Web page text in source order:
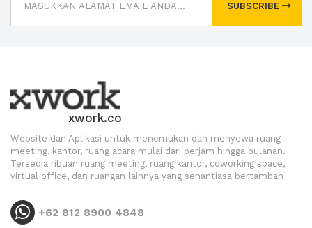
SUBSCRIBE
xwork.co
Website dan Aplikasi untuk menemukan dan menyewa ruang
meeting, kantor, ruang acara mulai dari perjam hingga bulanan.
Tersedia ribuan ruang meeting, ruang kantor, coworking space,
virtual office, dan ruangan lainnya yang senantiasa bertambah
+62 812 8900 4848